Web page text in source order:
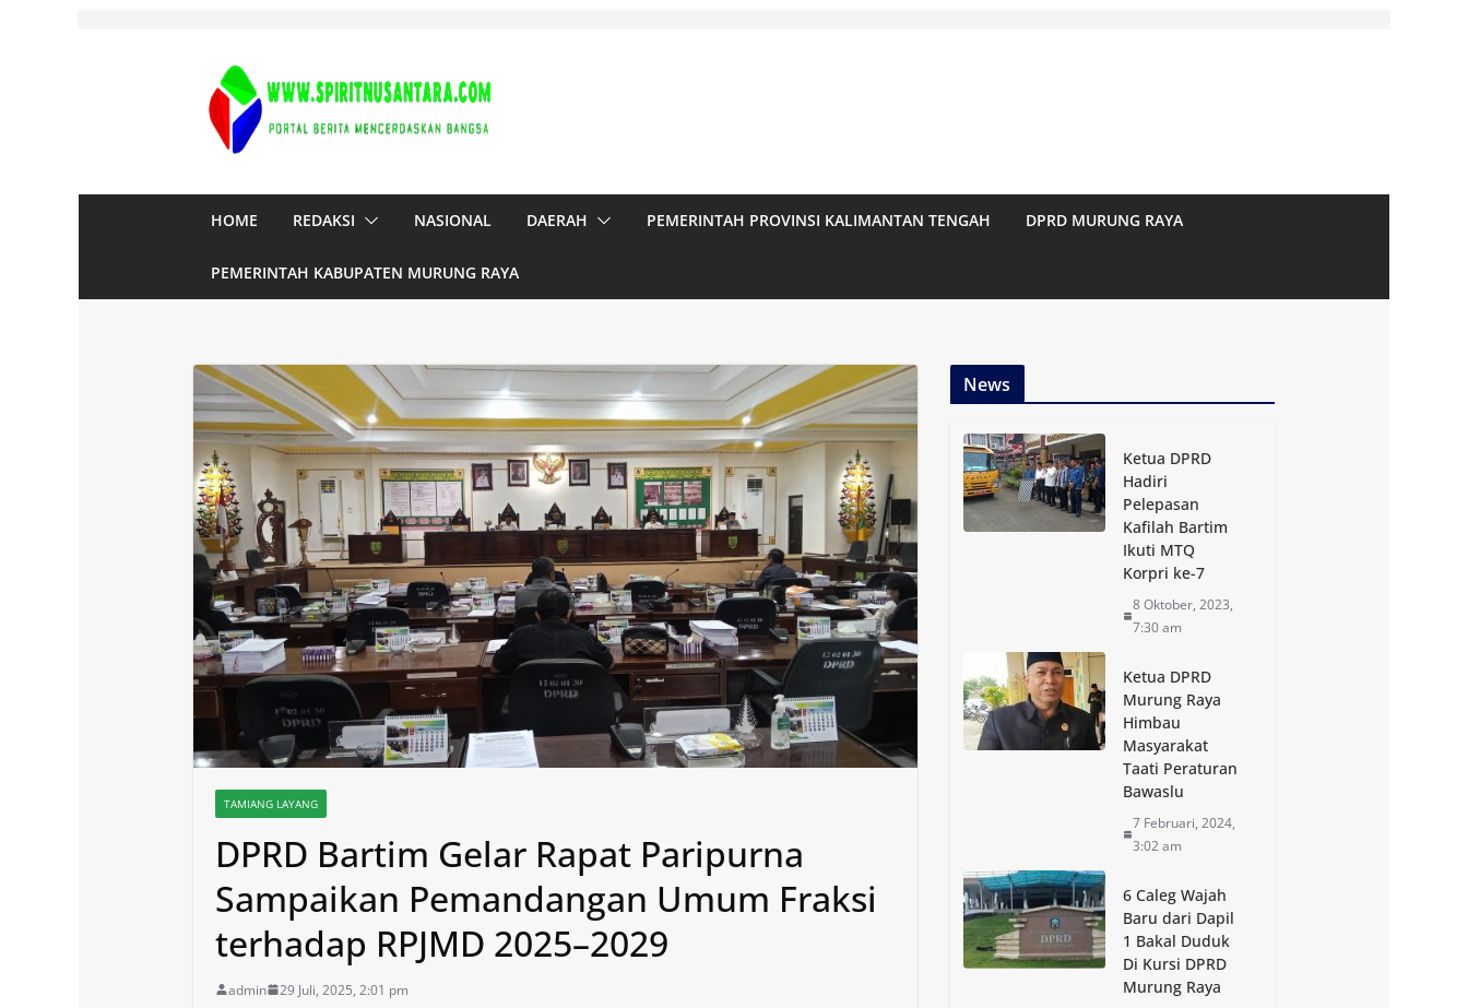
HOME REDAKSI NASIONAL DAERAH PEMERINTAH PROVINSI KALIMANTAN TENGAH DPRD MURUNG RAYA
PEMERINTAH KABUPATEN MURUNG RAYA
TAMIANG LAYANG
DPRD Bartim Gelar Rapat Paripurna
Sampaikan Pemandangan Umum Fraksi
terhadap RPJMD 2025–2029
admin 29 Juli, 2025, 2:01 pm
News
Ketua DPRD
Hadiri
Pelepasan
Kafilah Bartim
Ikuti MTQ
Korpri ke-7
8 Oktober, 2023,
7:30 am
Ketua DPRD
Murung Raya
Himbau
Masyarakat
Taati Peraturan
Bawaslu
7 Februari, 2024,
3:02 am
6 Caleg Wajah
Baru dari Dapil
1 Bakal Duduk
Di Kursi DPRD
Murung Raya